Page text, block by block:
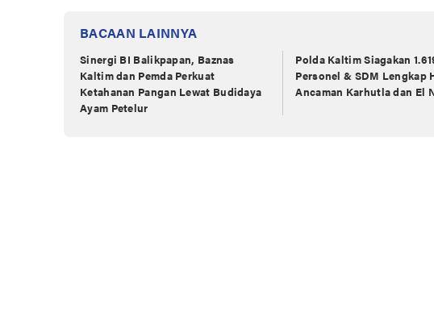
BACAAN LAINNYA
Sinergi BI Balikpapan, Baznas
Kaltim dan Pemda Perkuat
Ketahanan Pangan Lewat Budidaya
Ayam Petelur
Polda Kaltim Siagakan
Personel & SDM Lengkap
Ancaman Karhutla dan El